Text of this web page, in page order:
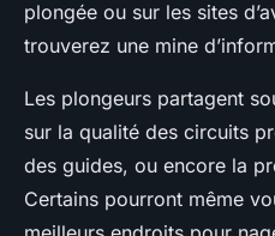
plongée ou sur les sites
trouverez une mine
Les plongeurs partagent
sur la qualité des circuits
des guides, ou encore la
Certains pourront même